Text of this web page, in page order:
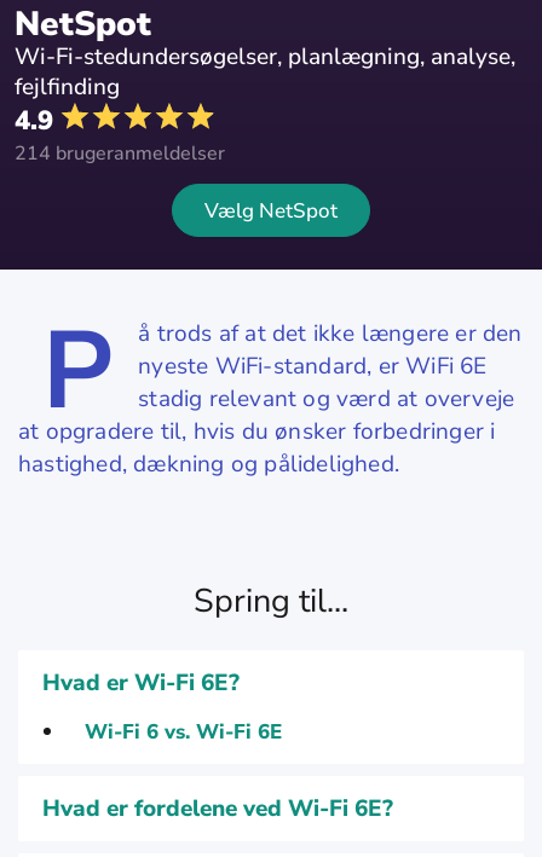
NetSpot
Wi-Fi-stedundersøgelser, planlægning, analyse,
fejlfinding
4.9
214 brugeranmeldelser
Vælg NetSpot
P
å trods af at det ikke længere er den
nyeste WiFi-standard, er WiFi 6E
stadig relevant og værd at overveje
at opgradere til, hvis du ønsker forbedringer i
hastighed, dækning og pålidelighed.
Spring til...
Hvad er Wi-Fi 6E?
Wi-Fi 6 vs. Wi-Fi 6E
Hvad er fordelene ved Wi-Fi 6E?